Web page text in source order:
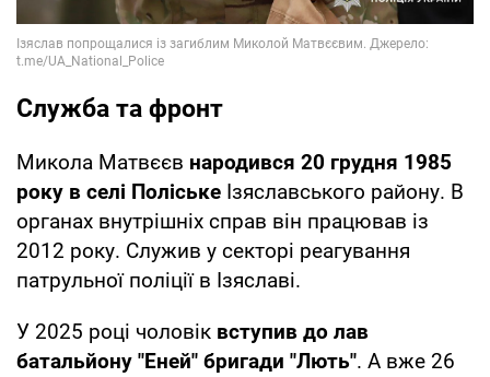
Служба та фронт
Микола Матвєєв народився 20 грудня 1985
року в селі Поліське Ізяславського району. В
органах внутрішніх справ він працював із
2012 року. Служив у секторі реагування
патрульної поліції в Ізяславі.
У 2025 році чоловік вступив до лав
батальйону "Еней" бригади "Лють". А вже 26